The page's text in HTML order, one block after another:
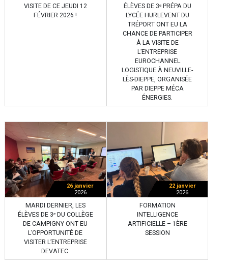
VISITE DE CE JEUDI 12
FÉVRIER 2026 !
ÉLÈVES DE 3ᵉ PRÉPA DU
LYCÉE HURLEVENT DU
TRÉPORT ONT EU LA
CHANCE DE PARTICIPER
À LA VISITE DE
L’ENTREPRISE
EUROCHANNEL
LOGISTIQUE À NEUVILLE-
LÈS-DIEPPE, ORGANISÉE
PAR DIEPPE MÉCA
ÉNERGIES.
26 janvier
2026
MARDI DERNIER, LES
ÉLÈVES DE 3ᵉ DU COLLÈGE
DE CAMPIGNY ONT EU
L’OPPORTUNITÉ DE
VISITER L’ENTREPRISE
DEVATEC.
22 janvier
2026
FORMATION
INTELLIGENCE
ARTIFICIELLE – 1ÈRE
SESSION